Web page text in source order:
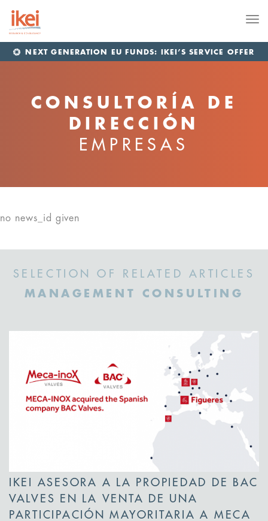
NEXT GENERATION EU FUNDS: IKEI’S SERVICE OFFER
CONSULTORÍA DE
DIRECCIÓN
EMPRESAS
no news_id given
SELECTION OF RELATED ARTICLES
MANAGEMENT CONSULTING
IKEI ASESORA A LA PROPIEDAD DE BAC
VALVES EN LA VENTA DE UNA
PARTICIPACIÓN MAYORITARIA A MECA